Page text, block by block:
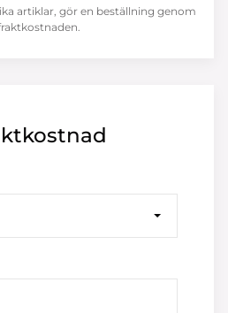
artiklar, gör en beställning genom